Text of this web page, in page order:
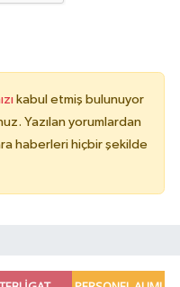
kabul etmiş bulunuyor
Yazılan yorumlardan
haberleri hiçbir şekilde